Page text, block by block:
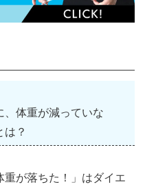
、体重が減っていな
は？
重が落ちた！」はダイエ